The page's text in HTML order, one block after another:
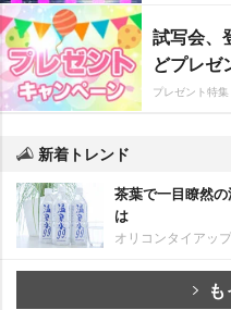
試写会、
どプレゼ
プレゼント特集
新着トレンド
茶葉で一目瞭然
は
オリコンタイアッ